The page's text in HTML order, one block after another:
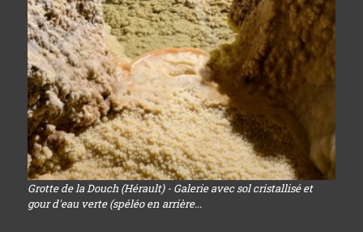
Grotte de la Douch (Hérault) - Galerie avec sol cristallisé et
gour d'eau verte (spéléo en arrière...